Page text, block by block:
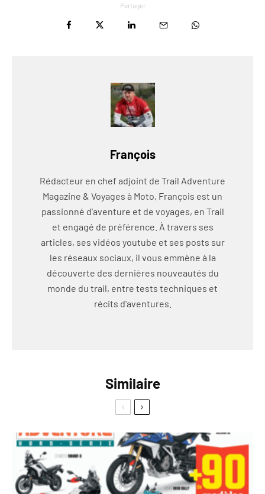
Partager
François
Rédacteur en chef adjoint de Trail Adventure
Magazine & Voyages à Moto, François est un
passionné d'aventure et de voyages, en Trail
et engagé de préférence. À travers ses
articles, ses vidéos youtube et ses posts sur
les réseaux sociaux, il vous emmène à la
découverte des dernières nouveautés du
monde du trail, entre tests techniques et
récits d'aventures.
Similaire